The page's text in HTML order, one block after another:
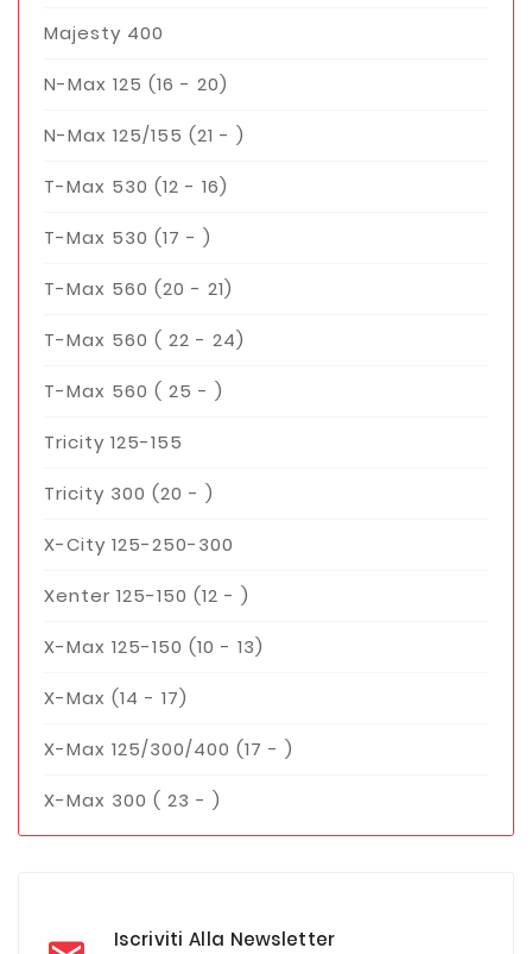
Majesty 400
N-Max 125 (16 - 20)
N-Max 125/155 (21 - )
T-Max 530 (12 - 16)
T-Max 530 (17 - )
T-Max 560 (20 - 21)
T-Max 560 ( 22 - 24)
T-Max 560 ( 25 - )
Tricity 125-155
Tricity 300 (20 - )
X-City 125-250-300
Xenter 125-150 (12 - )
X-Max 125-150 (10 - 13)
X-Max (14 - 17)
X-Max 125/300/400 (17 - )
X-Max 300 ( 23 - )
Iscriviti Alla Newsletter